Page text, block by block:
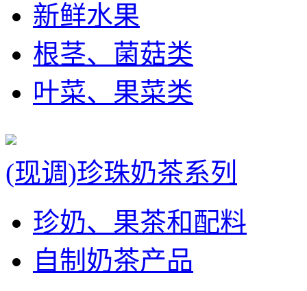
新鲜水果
根茎、菌菇类
叶菜、果菜类
(现调)珍珠奶茶系列
珍奶、果茶和配料
自制奶茶产品